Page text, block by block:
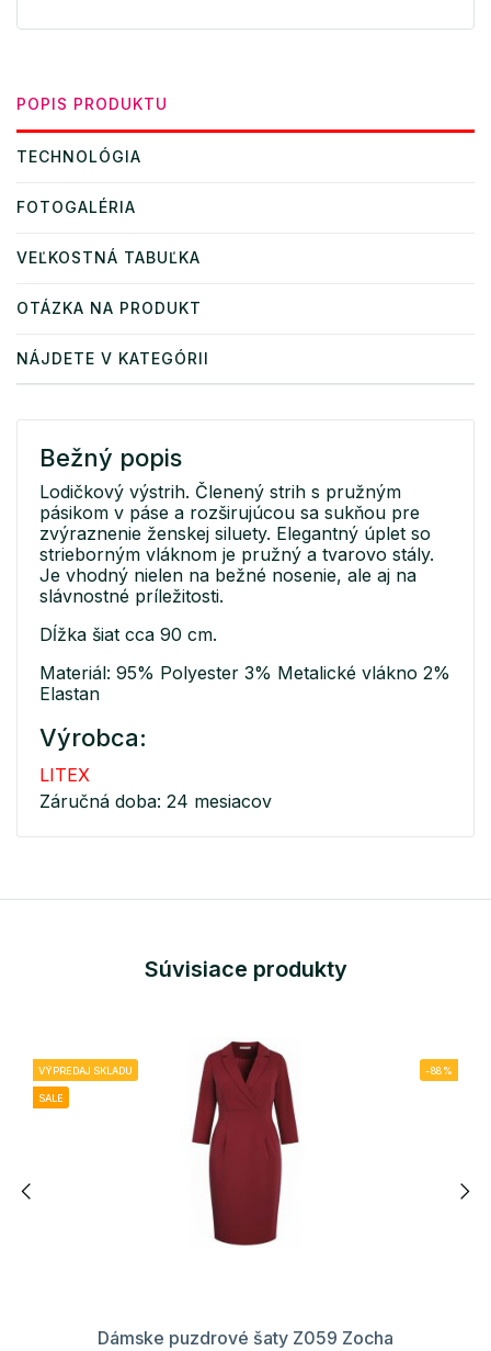
POPIS PRODUKTU
TECHNOLÓGIA
FOTOGALÉRIA
VEĽKOSTNÁ TABUĽKA
OTÁZKA NA PRODUKT
NÁJDETE V KATEGÓRII
Bežný popis
Lodičkový výstrih. Členený strih s pružným
pásikom v páse a rozširujúcou sa sukňou pre
zvýraznenie ženskej siluety. Elegantný úplet so
strieborným vláknom je pružný a tvarovo stály.
Je vhodný nielen na bežné nosenie, ale aj na
slávnostné príležitosti.
Dĺžka šiat cca 90 cm.
Materiál: 95% Polyester 3% Metalické vlákno 2%
Elastan
Výrobca:
LITEX
Záručná doba: 24 mesiacov
Súvisiace produkty
VÝPREDAJ SKLADU
SALE
-88%
Dámske puzdrové šaty Z059 Zocha